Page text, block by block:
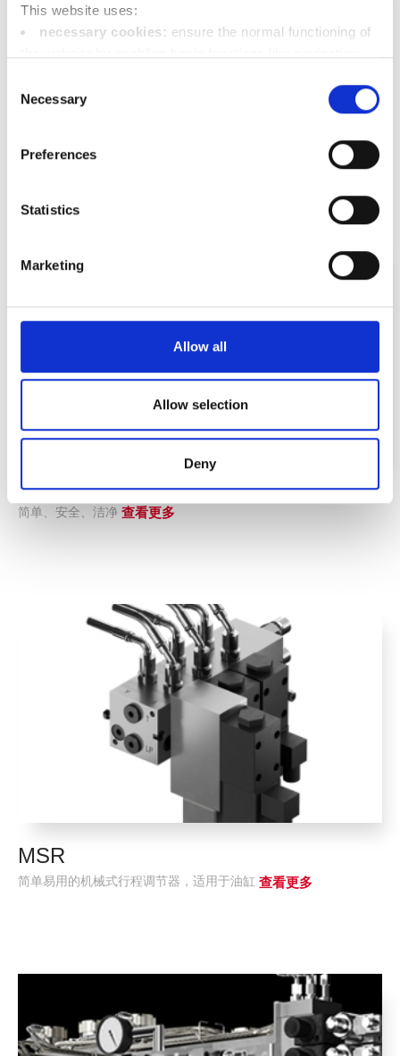
This website uses:
necessary cookies: ensure the normal functioning of
already entered (such as user ID, language selection, or
collect information on the
usage of the website, e.g. number of visits, average
the user friendliness of our website;
enable web analytics services
website visitors to better understand their interests and
You can change your preference at any moment, by
Selection
Necessary
Preferences
Statistics
Marketing
Allow all
Allow selection
Deny
车门板
查看更多
其它解决方案
FLEXflow HRS 电动方案
简单、安全、洁净 查看更多
MSR
简单易用的机械式行程调节器，适用于油缸 查看更多